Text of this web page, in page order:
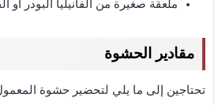
ملعقة صغيرة من الفانيليا البودر أو
مقادير الحشوة
تحتاجين إلى ما يلي لتحضير حشوة